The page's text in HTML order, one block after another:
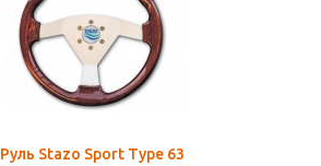
Руль Stazo Sport Type 63